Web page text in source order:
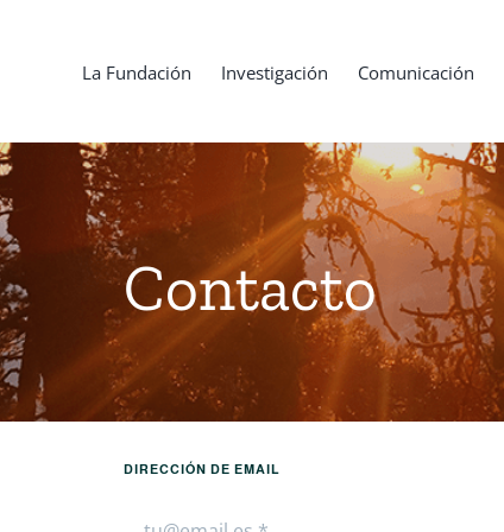
La Fundación Investigación Comunicación
Contacto
DIRECCIÓN DE EMAIL